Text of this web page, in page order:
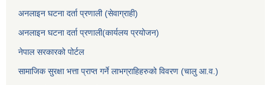
अनलाइन घटना दर्ता प्रणाली (सेवाग्राही)
अनलाइन घटना दर्ता प्रणाली(कार्यलय प्रयोजन)
नेपाल सरकारको पोर्टल
सामाजिक सुरक्षा भत्ता प्राप्त गर्ने लाभग्राहिहरुको विवरण (चालु आ.व.)